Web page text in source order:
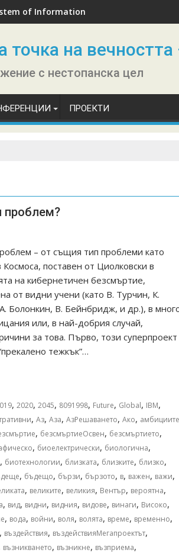
of Information
точка на вечността
с нестопанска цел
ПРОЕКТИ
проблем?
– от същия тип проблеми като
поставен от Циолковски в
на кибернетичен безсмъртие,
от видни учени (като В. Турчин, К.
Болонкин, В. Бейнбридж, и др.), в
или, в най-добрия случай,
за това. Първо, този суперпроект
тежкък”…
, 2020, 2045, 8091998, Future, Global, IBM,
, Аз, Аза, АзРешаването, Ако, амбициите
, безсмъртиеОсвен, безсмъртието,
, биоелектрически, биологична,
, биотехнологии, близката, близките, близко,
, бъдещо, бързи, бързото, в, важен, важи,
, великите, великия, Вентър, вероятна,
, вид, видни, видния, видове, винаги, Високо,
, вода, войни, воля, волята, време, временно,
, въздействия, въздействияМегапроектът,
възникването, възникне, възприема,